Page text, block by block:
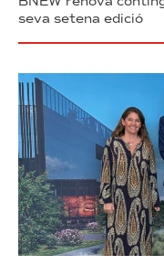
seva setena edició